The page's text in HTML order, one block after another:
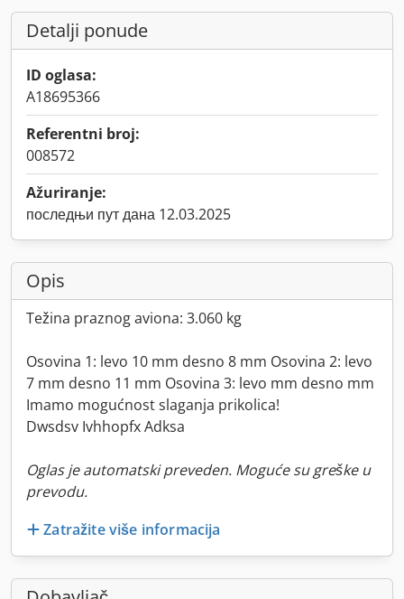
Detalji ponude
ID oglasa:
A18695366
Referentni broj:
008572
Ažuriranje:
последњи пут дана 12.03.2025
Opis
Težina praznog aviona: 3.060 kg
Osovina 1: levo 10 mm desno 8 mm Osovina 2: levo
7 mm desno 11 mm Osovina 3: levo mm desno mm
Imamo mogućnost slaganja prikolica!
Dwsdsv Ivhhopfx Adksa
Oglas je automatski preveden. Moguće su greške u
prevodu.
Zatražite više informacija